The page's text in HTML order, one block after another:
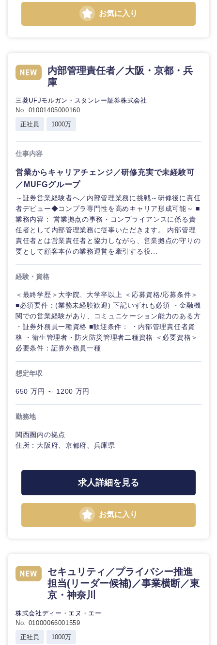
九州・沖縄
福岡県 佐賀県
長崎県 熊本県
大分県 宮崎県
鹿児島県 沖縄県
お気に入り
内部管理責任者／大阪・京都・兵
庫
三菱UFJモルガン・スタンレー証券株式会社
No. 01001405000160
正社員
1000万
仕事内容
営業からキャリアチェンジ／研修充実で未経験可
／MUFGグループ
～証券営業経験者へ／内部管理業務に挑戦～研修後に責任
者デビュー◆コンプラ専門性を高めキャリア形成可能～ ■
業務内容： 営業拠点の事務・コンプライアンスに係る責
任者として内部管理業務に従事いただきます。 内部管理
責任者とは営業責任者と協力しながら、営業拠点の守りの
要として顧客本位の業務運営を牽引する役...
経験・資格
＜最終学歴＞大学院、大学卒以上 ＜応募資格/応募条件＞
■必須要件：(業務未経験歓迎) 下記いずれも必須 ・金融機
関での営業経験があり、コミュニケーション能力のある方
・証券外務員一種資格 ■歓迎条件： ・内部管理責任者資
格 ・衛生管理者・防火防災管理者二種資格 ＜必要資格＞
必要条件：証券外務員一種
想定年収
650 万円 ～ 1200 万円
勤務地
関西圏内の拠点
住所：大阪府、京都府、兵庫県
求人詳細を見る
お気に入り
セキュリティ／プライバシー推進
担当(リーダー候補)／事業横断／東
京・神奈川
株式会社ディー・エヌ・エー
No. 01000066001559
正社員
1000万